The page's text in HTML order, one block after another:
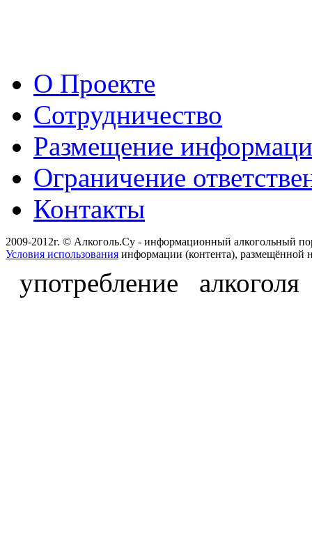
О Проекте
Сотрудничество
Размещение
Ограничение
Контакты
2009-2012г. © Алкоголь.Су - информационный алкогольный
Условия использования информации (контента), размещённой
употребление